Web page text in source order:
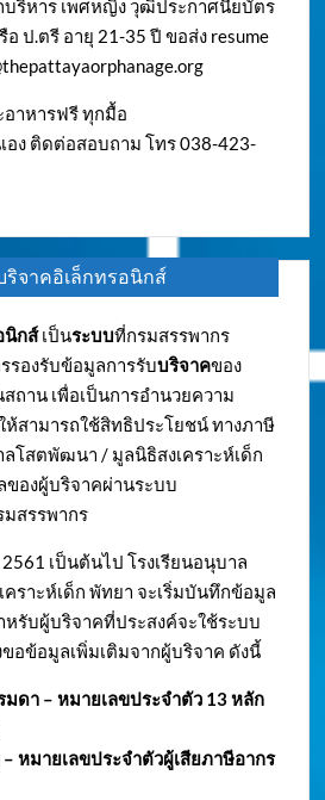
บริหาร เพศหญิง วุฒิประกาศนียบัตร
ป.ตรี อายุ 21-35 ปี ขอส่ง resume
าหารฟรี ทุกมื้อ
ง ติดต่อสอบถาม โทร 038-423-
ริจาคอิเล็กทรอนิกส์
นิกส์เป็นระบบที่กรมสรรพากร
รองรับข้อมูลการรับบริจาคของ
ถาน เพื่อเป็นการอำนวยความ
ห้สามารถใช้สิทธิประโยชน์ ทางภาษี
ลโสตพัฒนา / มูลนิธิสงเคราะห์เด็ก
องผู้บริจาคผ่านระบบ
สรรพากร
เป็นต้นไป โรงเรียนอนุบาล
ราะห์เด็ก พัทยา จะเริ่มบันทึกข้อมูล
หรับผู้บริจาคที่ประสงค์จะใช้ระบบ
ขอข้อมูลเพิ่มเติมจากผู้บริจาค ดังนี้
ดา – หมายเลขประจำตัว 13 หลัก
หมายเลขประจำตัวผู้เสียภาษีอากร